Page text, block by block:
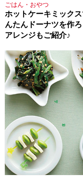
ごはん・おやつ
ホットケーキミック
んたんドーナツを作
アレンジもご紹介♪